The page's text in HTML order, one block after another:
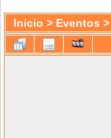
Inicio > Eventos >